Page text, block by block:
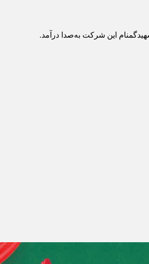
این شرکت به‌صدا درآمد.